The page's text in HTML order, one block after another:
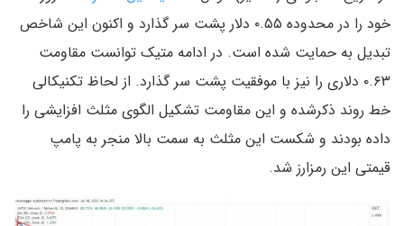
خود را در محدوده ۰.۵۵ دلار پشت سر گذارد و اکنون این شاخص
تبدیل به حمایت شده است. در ادامه متیک توانست مقاومت
۰.۶۳ دلاری را نیز با موفقیت پشت سر گذارد. از لحاظ تکنیکالی
خط روند ذکرشده و این مقاومت تشکیل الگوی مثلث افزایشی را
داده بودند و شکست این مثلث به سمت بالا منجر به پامپ
قیمتی این رمزارز شد.